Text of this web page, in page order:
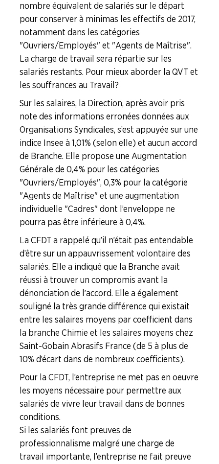
nombre équivalent de salariés sur le départ
pour conserver à minimas les effectifs de 2017,
notamment dans les catégories
"Ouvriers/Employés" et "Agents de Maîtrise".
La charge de travail sera répartie sur les
salariés restants. Pour mieux aborder la QVT et
les souffrances au Travail ?
Sur les salaires, la Direction, après avoir pris
note des informations erronées données aux
Organisations Syndicales, s’est appuyée sur une
indice Insee à 1,01% (selon elle) et aucun accord
de Branche. Elle propose une Augmentation
Générale de 0,4% pour les catégories
"Ouvriers/Employés", 0,3% pour la catégorie
"Agents de Maîtrise" et une augmentation
individuelle "Cadres" dont l’enveloppe ne
pourra pas être inférieure à 0,4%.
La CFDT a rappelé qu’il n’était pas entendable
d’être sur un appauvrissement volontaire des
salariés. Elle a indiqué que la Branche avait
réussi à trouver un compromis avant la
dénonciation de l’accord. Elle a également
souligné la très grande différence qui existait
entre les salaires moyens par coefficient dans
la branche Chimie et les salaires moyens chez
Saint-Gobain Abrasifs France (de 5 à plus de
10% d’écart dans de nombreux coefficients).
Pour la CFDT, l’entreprise ne met pas en oeuvre
les moyens nécessaire pour permettre aux
salariés de vivre leur travail dans de bonnes
conditions.
Si les salariés font preuves de
professionnalisme malgré une charge de
travail importante, l’entreprise ne fait preuve